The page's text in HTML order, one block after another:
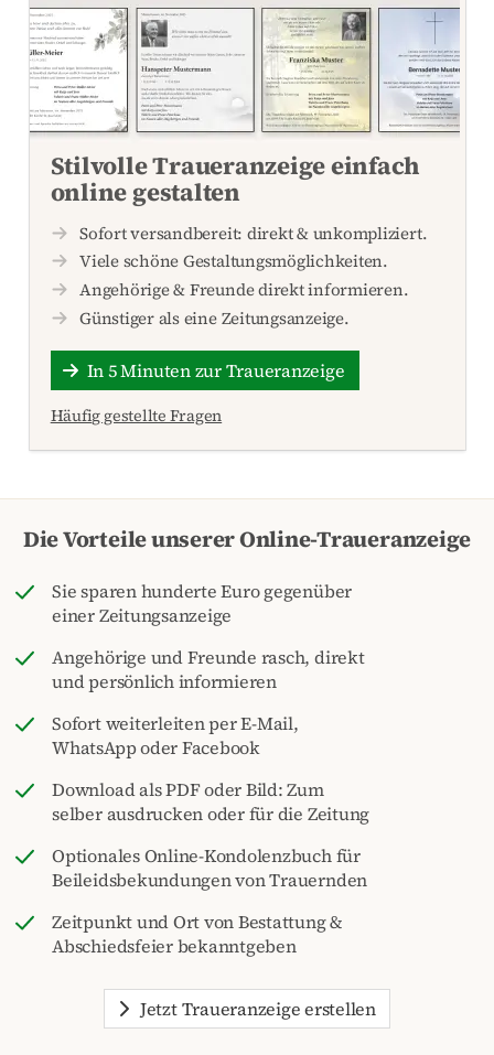
Stilvolle Traueranzeige einfach
online gestalten
Sofort versandbereit: direkt & unkompliziert.
Viele schöne Gestaltungsmöglichkeiten.
Angehörige & Freunde direkt informieren.
Günstiger als eine Zeitungsanzeige.
In 5 Minuten zur Traueranzeige
Häufig gestellte Fragen
Die Vorteile unserer Online-Traueranzeige
Sie sparen hunderte Euro gegenüber
einer Zeitungsanzeige
Angehörige und Freunde rasch, direkt
und persönlich informieren
Sofort weiterleiten per E-Mail,
WhatsApp oder Facebook
Download als PDF oder Bild: Zum
selber ausdrucken oder für die Zeitung
Optionales Online-Kondolenzbuch für
Beileidsbekundungen von Trauernden
Zeitpunkt und Ort von Bestattung &
Abschiedsfeier bekanntgeben
Jetzt Traueranzeige erstellen